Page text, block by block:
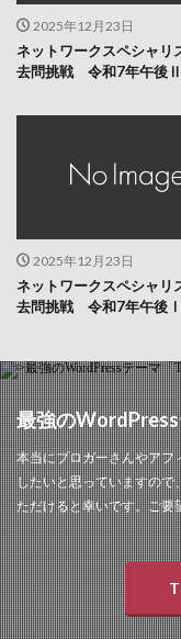
2025年12月23日
ネットワークスペシャリ
去問挑戦 令和7年午後
2025年12月23日
ネットワークスペシャリ
去問挑戦 令和7年午後
最強の
本当にブロガーさんやアフ
したいと思っていますので
ただけると幸いです。ご要